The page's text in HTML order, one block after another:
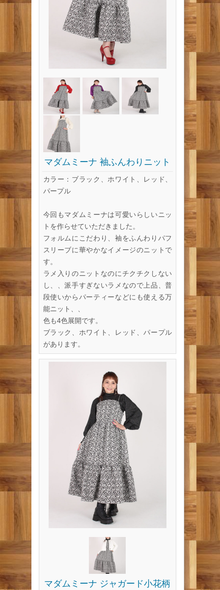
マダムミーナ 袖ふんわりニット
カラー：ブラック、ホワイト、レッド、
パープル
今回もマダムミーナは可愛いらしいニッ
トを作らせていただきました。
フォルムにこだわり、袖をふんわりパフ
スリーブに華やかなイメージのニットで
す。
ラメ入りのニットなのにチクチクしない
し、、派手すぎないラメなので上品、普
段使いからパーティーなどにも使える万
能ニット、、
色も4色展開です。
ブラック、ホワイト、レッド、パープル
があります。
マダムミーナ ジャガード小花柄